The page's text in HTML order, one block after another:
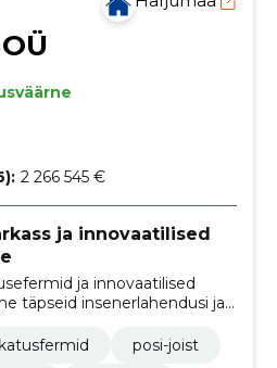
2 266 545 €
ja innovaatilised
ja innovaatilised
täpseid insenerlahendusi ja
ja säästvalt!
katusfermid
posi-joist